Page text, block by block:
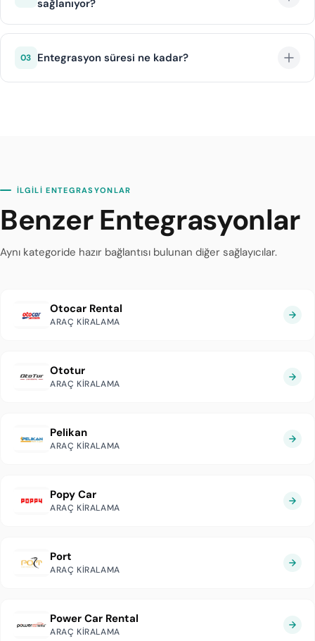
Aktif lokasyonlar sezona göre entegrasyon üzerinden
sağlanıyor?
Erken rezervasyon sistemi sayesinde müşteriler
Yoğun dönemlerde stok durumu anlık olarak izlenir.
03 Entegrasyon süresi ne kadar?
İLGİLİ ENTEGRASYONLAR
Benzer Entegrasyonlar
Aynı kategoride hazır bağlantısı bulunan diğer sağlayıcılar.
Otocar Rental
ARAÇ KIRALAMA
Ototur
ARAÇ KIRALAMA
Pelikan
ARAÇ KIRALAMA
Popy Car
ARAÇ KIRALAMA
Port
ARAÇ KIRALAMA
Power Car Rental
ARAÇ KIRALAMA